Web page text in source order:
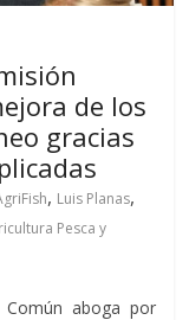
de los
gracias
, Luis Planas,
Pesca y
aboga por